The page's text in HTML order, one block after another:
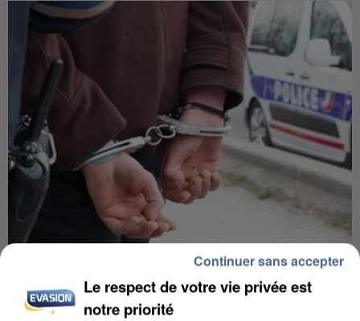
MAFIA INTERPELLÉ EN ALGÉRIE
Le respect de votre vie privée est
notre priorité
Continuer sans accepter